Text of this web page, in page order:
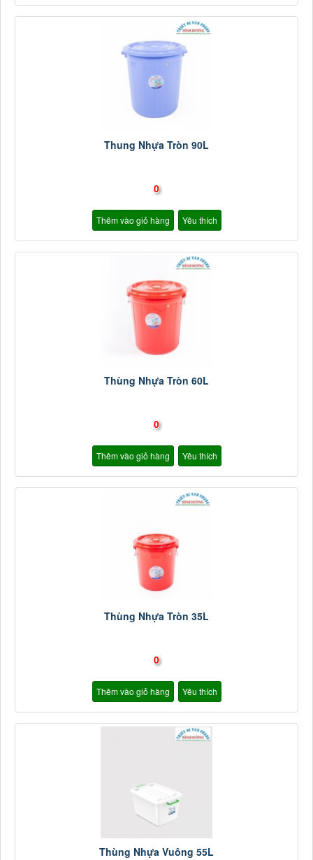
Thung Nhựa Tròn 90L
0
Thêm vào giỏ hàng Yêu thích
Thùng Nhựa Tròn 60L
0
Thêm vào giỏ hàng Yêu thích
Thùng Nhựa Tròn 35L
0
Thêm vào giỏ hàng Yêu thích
Thùng Nhựa Vuông 55L